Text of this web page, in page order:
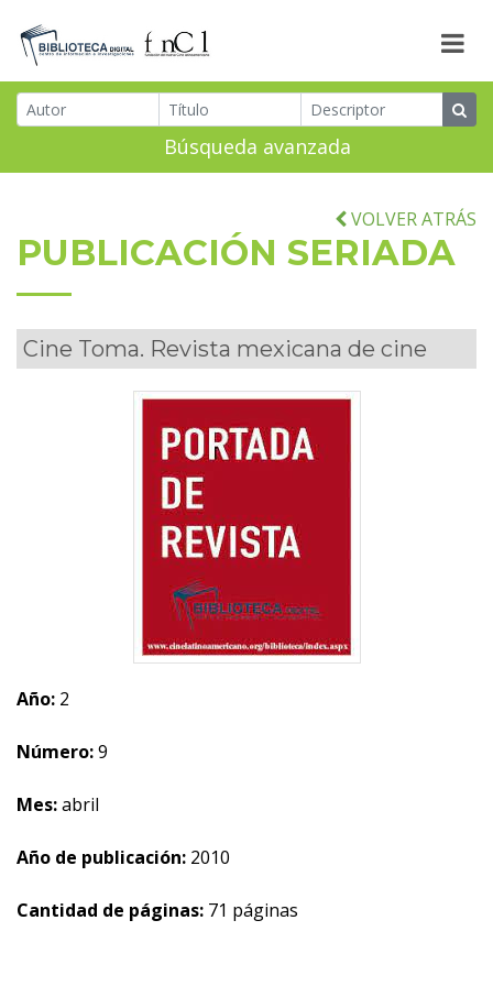
Búsqueda avanzada
VOLVER ATRÁS
PUBLICACIÓN SERIADA
Cine Toma. Revista mexicana de cine
Año: 2
Número:9
Mes:abril
Año de publicación: 2010
Cantidad de páginas: 71 páginas